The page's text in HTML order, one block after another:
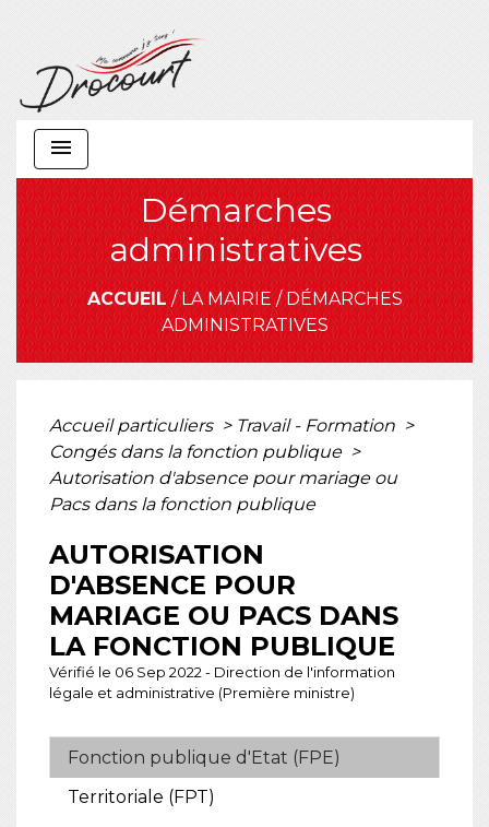
menu
Démarches
administratives
ACCUEIL/LA MAIRIE/DÉMARCHES
ADMINISTRATIVES
Accueil particuliers > Travail - Formation >
Congés dans la fonction publique >
Autorisation d'absence pour mariage ou
Pacs dans la fonction publique
AUTORISATION
D'ABSENCE POUR
MARIAGE OU PACS DANS
LA FONCTION PUBLIQUE
Vérifié le 06 Sep 2022 - Direction de l'information
légale et administrative (Première ministre)
Fonction publique d'Etat (FPE)
Territoriale (FPT)